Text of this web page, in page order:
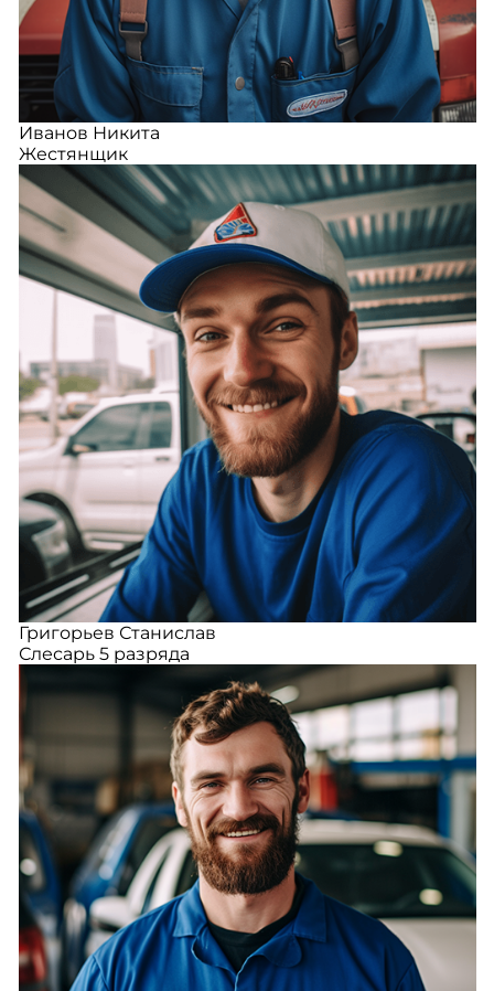
Иванов Никита
Жестянщик
Григорьев Станислав
Слесарь 5 разряда